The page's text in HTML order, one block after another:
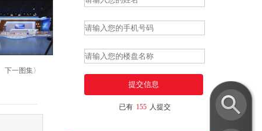
下一图集〉
已有 155 人提交